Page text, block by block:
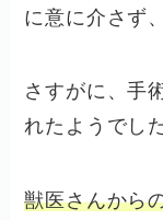
に意に介さず
さすがに、手
れたようでした
獣医さんから